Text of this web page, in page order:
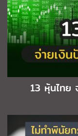
13 หุ้นไทย